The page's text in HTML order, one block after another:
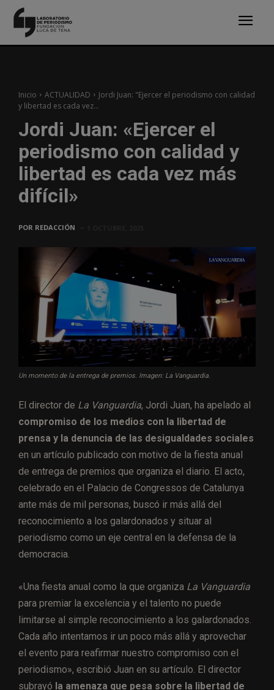
Inicio ACTUALIDAD
Jordi Juan: "Ejercer el periodismo con calidad
y libertad es cada vez...
Jordi Juan: «Ejercer el
periodismo con calidad y
libertad es cada vez más
difícil»
POR REDACCIÓN
Un momento de la entrega de premios. Imagen: La Vanguardia.
El director de La Vanguardia, Jordi Juan, ha apelado al
compromiso de los medios con la libertad de
prensa y la denuncia de las desigualdades sociales
en un artículo publicado con motivo de la fiesta anual
de entrega de premios que organiza el diario. El acto,
celebrado en el Palacio de Congressos de Catalunya
ante más de mil personas, buscó ir más allá del
reconocimiento a los galardonados y situar al
periodismo como un eje central en la defensa de la
democracia.
«Una fiesta anual como la que organiza La Vanguardia
para premiar la excelencia y el talento no puede
limitarse al simple reconocimiento a los galardonados.
Cada año intentamos ir un poco más allá y aprovechar
el evento para reafirmar nuestro compromiso con el
periodismo», escribió Juan en su artículo. El director
subrayó la amenaza que pesa sobre la libertad de